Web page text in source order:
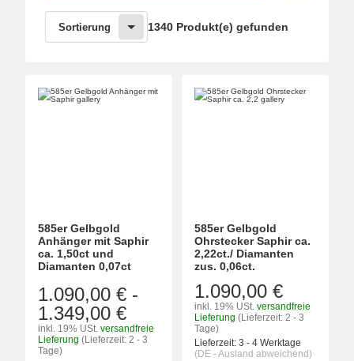
Sortierung 1340 Produkt(e) gefunden
585er Gelbgold
Anhänger mit Saphir
ca. 1,50ct und
Diamanten 0,07ct
1.090,00 € -
1.349,00 €
inkl. 19% USt. versandfreie
Lieferung (Lieferzeit: 2 - 3
Tage)
585er Gelbgold
Ohrstecker Saphir ca.
2,22ct./ Diamanten
zus. 0,06ct.
1.090,00 €
inkl. 19% USt. versandfreie
Lieferung (Lieferzeit: 2 - 3
Tage)
Lieferzeit: 3 - 4 Werktage
(DE - Ausland abweichend)